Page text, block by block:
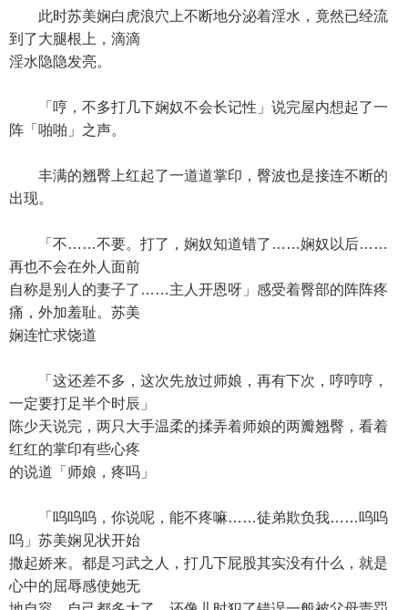
此时苏美娴白虎浪穴上不断地分泌着淫水，竟然已经流
到了大腿根上，滴滴
淫水隐隐发亮。
「哼，不多打几下娴奴不会长记性」说完屋内想起了一
阵「啪啪」之声。
丰满的翘臀上红起了一道道掌印，臀波也是接连不断的
出现。
「不……不要。打了，娴奴知道错了……娴奴以后……
再也不会在外人面前
自称是别人的妻子了……主人开恩呀」感受着臀部的阵阵疼
痛，外加羞耻。苏美
娴连忙求饶道
「这还差不多，这次先放过师娘，再有下次，哼哼哼，
一定要打足半个时辰」
陈少天说完，两只大手温柔的揉弄着师娘的两瓣翘臀，看着
红红的掌印有些心疼
的说道「师娘，疼吗」
「呜呜呜，你说呢，能不疼嘛……徒弟欺负我……呜呜
呜」苏美娴见状开始
撒起娇来。都是习武之人，打几下屁股其实没有什么，就是
心中的屈辱感使她无